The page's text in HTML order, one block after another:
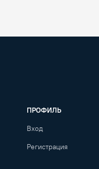
ПРОФИЛЬ
Вход
Регистрация